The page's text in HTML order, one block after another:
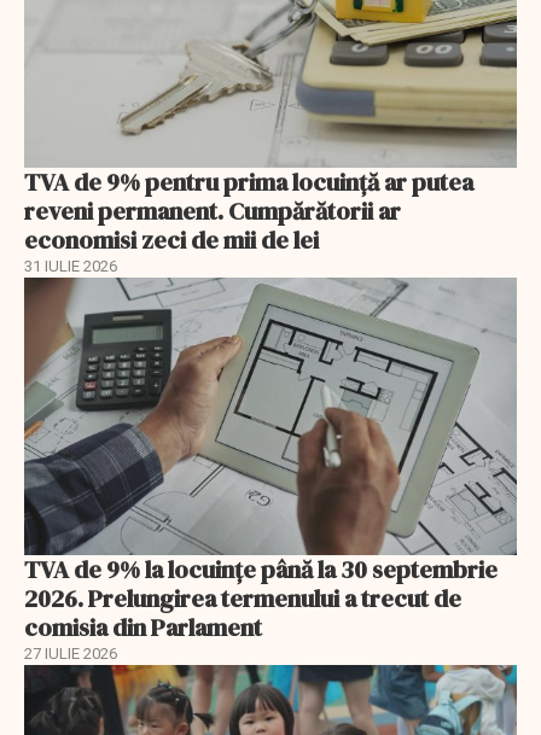
TVA de 9% pentru prima locuință ar putea
reveni permanent. Cumpărătorii ar
economisi zeci de mii de lei
31 IULIE 2026
TVA de 9% la locuințe până la 30 septembrie
2026. Prelungirea termenului a trecut de
comisia din Parlament
27 IULIE 2026